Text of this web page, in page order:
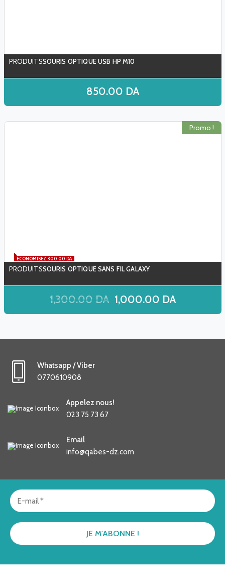
SOURIS OPTIQUE USB HP M10
850.00 DA
ÉCONOMISEZ 300.00 DA
Promo !
SOURIS OPTIQUE SANS FIL GALAXY
1,300.00 DA 1,000.00 DA
Whatsapp / Viber
0770610908
Appelez nous!
023 75 73 67
Email
info@qabes-dz.com